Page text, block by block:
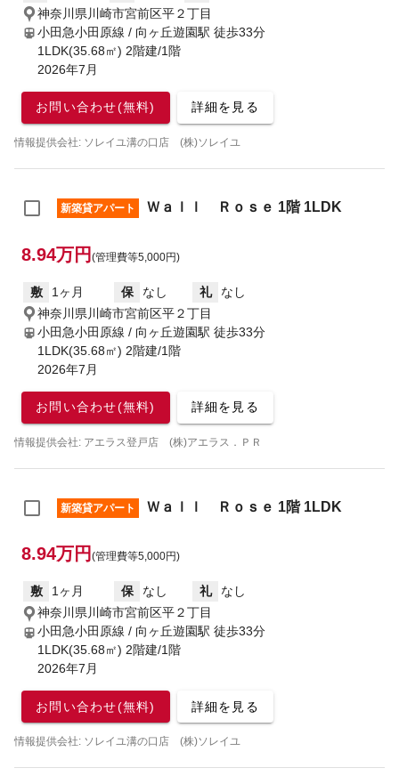
神奈川県川崎市宮前区平２丁目
小田急小田原線 / 向ヶ丘遊園駅 徒歩33分
1LDK(35.68㎡) 2階建/1階
2026年7月
お問い合わせ(無料) 詳細を見る
情報提供会社: ソレイユ溝の口店 (株)ソレイユ
新築貸アパート Ｗａｌｌ Ｒｏｓｅ 1階 1LDK
8.94万円 (管理費等5,000円)
敷 1ヶ月 保 なし 礼
なし
神奈川県川崎市宮前区平２丁目
小田急小田原線 / 向ヶ丘遊園駅 徒歩33分
1LDK(35.68㎡) 2階建/1階
2026年7月
お問い合わせ(無料) 詳細を見る
情報提供会社: アエラス登戸店 (株)アエラス．ＰＲ
新築貸アパート Ｗａｌｌ Ｒｏｓｅ 1階 1LDK
8.94万円 (管理費等5,000円)
敷 1ヶ月 保 なし 礼
なし
神奈川県川崎市宮前区平２丁目
小田急小田原線 / 向ヶ丘遊園駅 徒歩33分
1LDK(35.68㎡) 2階建/1階
2026年7月
お問い合わせ(無料) 詳細を見る
情報提供会社: ソレイユ溝の口店 (株)ソレイユ